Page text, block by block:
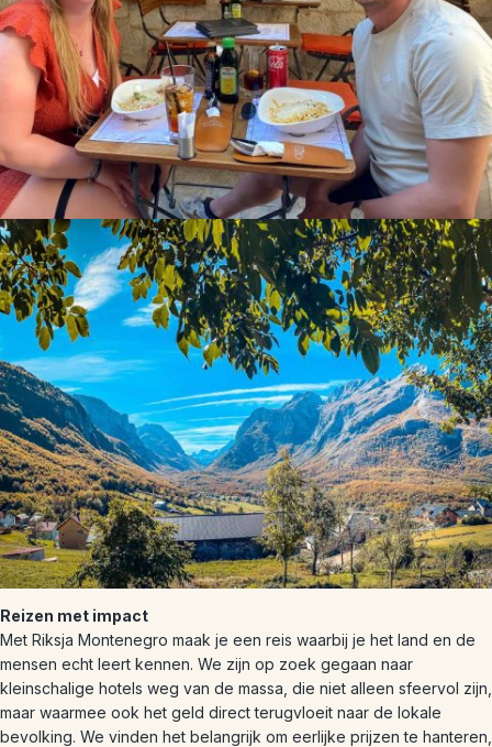
Reizen met impact
Met Riksja Montenegro maak je een reis waarbij je het land en de
mensen echt leert kennen. We zijn op zoek gegaan naar
kleinschalige hotels weg van de massa, die niet alleen sfeervol zijn,
maar waarmee ook het geld direct terugvloeit naar de lokale
bevolking. We vinden het belangrijk om eerlijke prijzen te hanteren,